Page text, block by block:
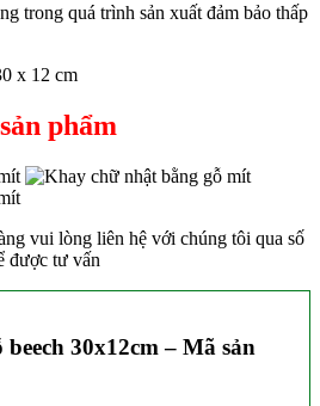
trong quá trình sản xuất đảm bảo thấp
x 12 cm
phẩm
vui lòng liên hệ với chúng tôi qua số
được tư vấn
30x12cm – Mã sản